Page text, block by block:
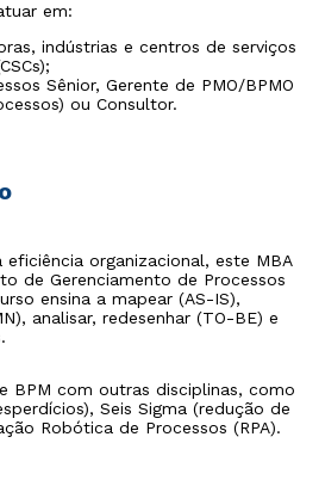
em:
indústrias e centros de serviços
Sênior, Gerente de PMO/BPMO
ou Consultor.
organizacional, este MBA
de Gerenciamento de Processos
ensina a mapear (AS-IS),
analisar, redesenhar (TO-BE) e
BPM com outras disciplinas, como
Seis Sigma (redução de
Robótica de Processos (RPA).